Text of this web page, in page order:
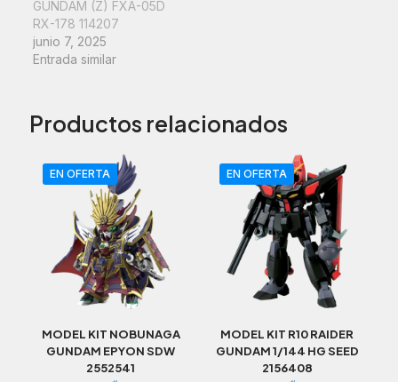
GUNDAM (Z) FXA-05D
RX-178 114207
junio 7, 2025
Entrada similar
Productos relacionados
EN OFERTA
MODEL KIT NOBUNAGA
GUNDAM EPYON SDW
2552541
EN OFERTA
MODEL KIT R10 RAIDER
GUNDAM 1/144 HG SEED
2156408